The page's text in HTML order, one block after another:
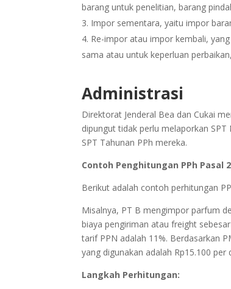
barang untuk penelitian, barang
Impor sementara, yaitu impor
Re-impor atau impor kembali,
sama atau untuk keperluan
Administrasi
Direktorat Jenderal Bea dan Cukai
dipungut tidak perlu melaporkan
SPT Tahunan PPh mereka.
Contoh Penghitungan PPh Pasal
Berikut adalah contoh perhitungan
Misalnya, PT B mengimpor parfum
biaya pengiriman atau freight
tarif PPN adalah 11%. Berdasarkan
yang digunakan adalah Rp15.100 per
Langkah Perhitungan: